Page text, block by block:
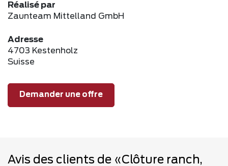
Réalisé par
Zaunteam Mittelland GmbH
Adresse
4703 Kestenholz
Suisse
Demander une offre
Avis des clients de «Clôture ranch,